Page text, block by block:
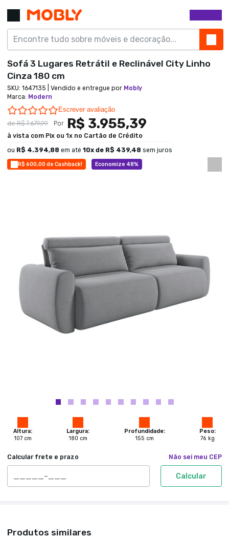
R$ 600,00 de Cashback! Economize 48%
Altura:
107 cm
Largura:
180 cm
Profundidade:
155 cm
Peso:
76 kg
Calcular frete e prazo Não sei meu CEP
Calcular
Sofá 3 Lugares Retrátil e Reclinável City Linho
Cinza 180 cm
SKU: 1647135 | Vendido e entregue por Mobly
Marca: Modern
0.0 star rating
Escrever avaliação
deR$ 7.679,99 Por R$ 3.955,39
à vista com Pix ou 1x no Cartão de Crédito
ou R$ 4.394,88 em até 10x de R$ 439,48 sem juros
Produtos similares